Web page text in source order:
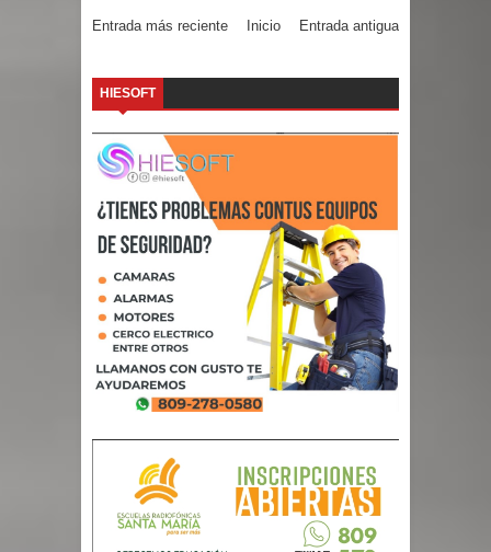
Entrada más reciente Entrada antigua
Inicio
HIESOFT